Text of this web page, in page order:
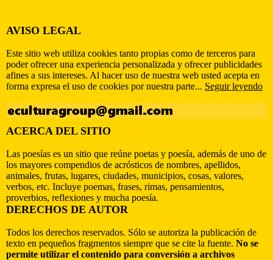
AVISO LEGAL
Este sitio web utiliza cookies tanto propias como de terceros para
poder ofrecer una experiencia personalizada y ofrecer publicidades
afines a sus intereses. Al hacer uso de nuestra web usted acepta en
forma expresa el uso de cookies por nuestra parte... Seguir leyendo
ACERCA DEL SITIO
Las poesías es un sitio que reúne poetas y poesía, además de uno de
los mayores compendios de acrósticos de nombres, apellidos,
animales, frutas, lugares, ciudades, municipios, cosas, valores,
verbos, etc. Incluye poemas, frases, rimas, pensamientos,
proverbios, reflexiones y mucha poesía.
DERECHOS DE AUTOR
Todos los derechos reservados. Sólo se autoriza la publicación de
texto en pequeños fragmentos siempre que se cite la fuente. No se
permite utilizar el contenido para conversión a archivos